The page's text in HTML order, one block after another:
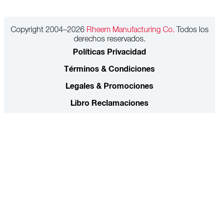
Copyright 2004–2026Rheem Manufacturing Co. Todos los
derechos reservados.
Políticas Privacidad
Términos & Condiciones
Legales & Promociones
Libro Reclamaciones